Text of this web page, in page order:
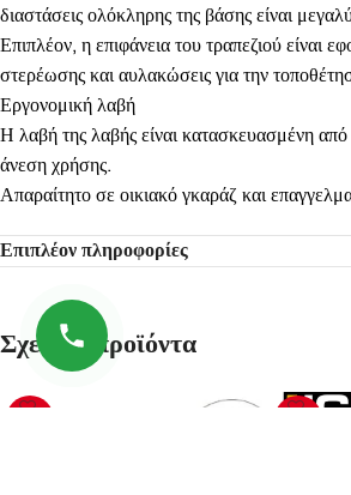
διαστάσεις ολόκληρης της βάσης είναι
Επιπλέον, η επιφάνεια του τραπεζιού είναι
στερέωσης και αυλακώσεις για την
Εργονομική λαβή
Η λαβή της λαβής είναι κατασκευασμένη από
άνεση χρήσης.
Απαραίτητο σε οικιακό γκαράζ και
Επιπλέον πληροφορίες
Σχετικά προϊόντα